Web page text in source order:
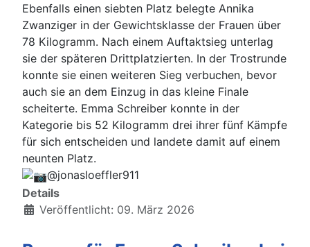
Ebenfalls einen siebten Platz belegte Annika
Zwanziger in der Gewichtsklasse der Frauen über
78 Kilogramm. Nach einem Auftaktsieg unterlag
sie der späteren Drittplatzierten. In der Trostrunde
konnte sie einen weiteren Sieg verbuchen, bevor
auch sie an dem Einzug in das kleine Finale
scheiterte. Emma Schreiber konnte in der
Kategorie bis 52 Kilogramm drei ihrer fünf Kämpfe
für sich entscheiden und landete damit auf einem
neunten Platz.
@jonasloeffler911
Details
Veröffentlicht: 09. März 2026